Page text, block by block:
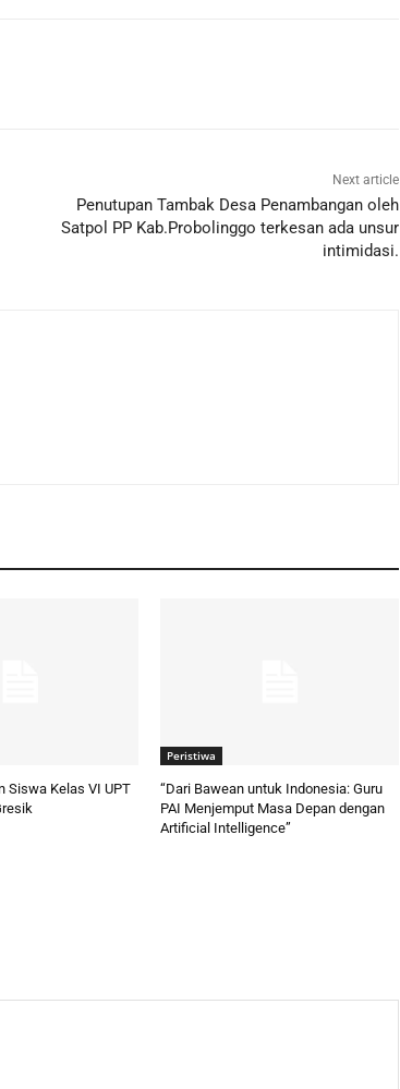
Next article
Penutupan Tambak Desa Penambangan oleh
Satpol PP Kab.Probolinggo terkesan ada unsur
intimidasi.
Siswa Kelas VI UPT
Peristiwa
“Dari Bawean untuk Indonesia: Guru
PAI Menjemput Masa Depan dengan
Artificial Intelligence”